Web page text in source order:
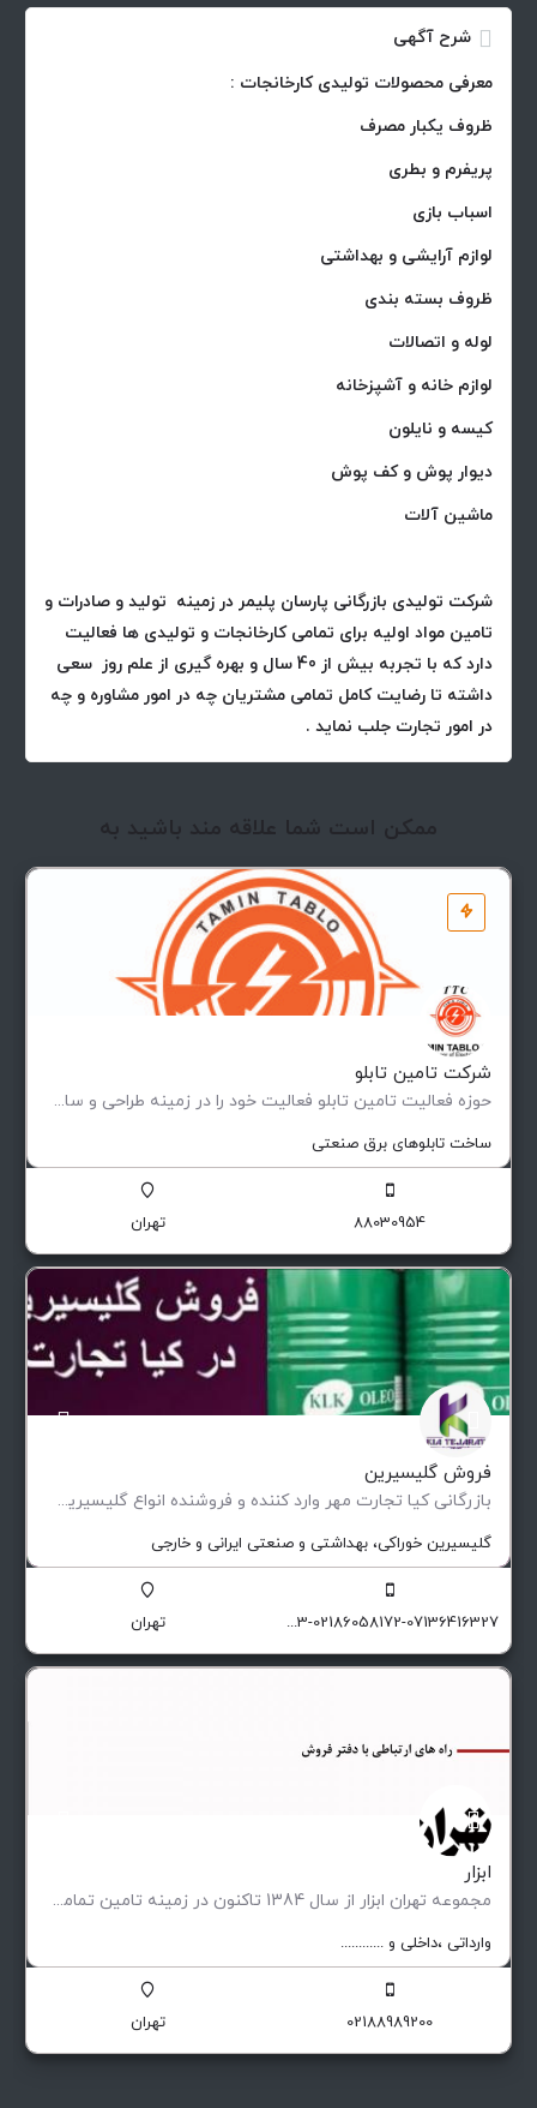
شرح آگهی
معرفی محصولات تولیدی کارخانجات :
ظروف یکبار مصرف
پریفرم و بطری
اسباب بازی
لوازم آرایشی و بهداشتی
ظروف بسته بندی
لوله و اتصالات
لوازم خانه و آشپزخانه
کیسه و نایلون
دیوار پوش و کف پوش
ماشین آلات
شرکت تولیدی بازرگانی پارسان پلیمر در زمینه تولید و صادرات و
تامین مواد اولیه برای تمامی کارخانجات و تولیدی ها فعالیت
دارد که با تجربه بیش از 40 سال و بهره گیری از علم روز سعی
داشته تا رضایت کامل تمامی مشتریان چه در امور مشاوره و چه
در امور تجارت جلب نماید .
ممکن است شما علاقه مند باشید به
شرکت تامین تابلو
حوزه فعالیت تامین تابلو فعاليت خود را در زمينه طراحی و ساخت انواع تابلوهای فشار ضعيف و متوسط (فيكس و كشويی)…
ساخت تابلوهای برق صنعتی
88030954 تهران
فروش گلیسیرین
بازرگانی کیا تجارت مهر وارد کننده و فروشنده انواع گلیسیرین بهداشتی،خوراکی و صنعتی موجود در انبار تهران…
گلیسیرین خوراکی، بهداشتی و صنعتی ایرانی و خارجی
09129174551-09129174503-02186058172-07136416327 تهران
ابزار
مجموعه تهران ابزار از سال 1384 تاکنون در زمینه تامین تمامی تجهیزات مورد نیاز صنایع پیشران ، کارگاه ها…
وارداتی ،‌داخلی و ............
02188989200 تهران